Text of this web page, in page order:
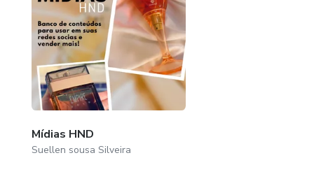
Mídias HND
Suellen sousa Silveira